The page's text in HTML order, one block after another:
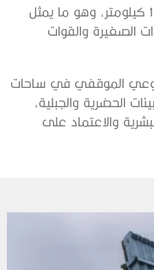
من مسافة تصل إلى نحو 1.6 كيلومتر، وهو ما يمثل
الصغيرة والقوات
الموقفي في ساحات
الحضرية والجبلية،
والاعتماد على